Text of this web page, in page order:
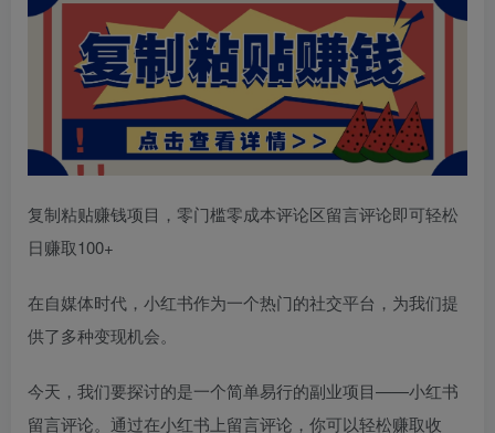
复制粘贴赚钱项目，零门槛零成本评论区留言评论即可轻松
日赚取100+
在自媒体时代，小红书作为一个热门的社交平台，为我们提
供了多种变现机会。
今天，我们要探讨的是一个简单易行的副业项目——小红书
留言评论。通过在小红书上留言评论，你可以轻松赚取收